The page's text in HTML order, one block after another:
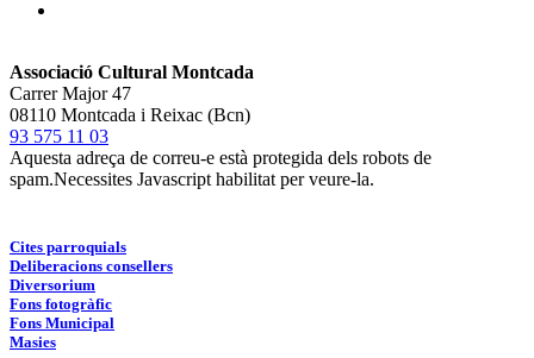
Associació Cultural Montcada
Carrer Major 47
08110 Montcada i Reixac (Bcn)
93 575 11 03
Aquesta adreça de correu-e està protegida dels robots de
spam.Necessites Javascript habilitat per veure-la.
Cites parroquials
Deliberacions consellers
Diversorium
Fons fotogràfic
Fons Municipal
Masies